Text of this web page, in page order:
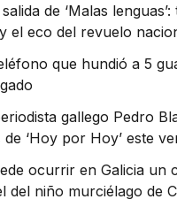
de ‘Malas
el eco del revuelo
que hundió a 5
gallego Pedro
de ‘Hoy por Hoy’ este
ocurrir en Galicia un
del niño murciélago de